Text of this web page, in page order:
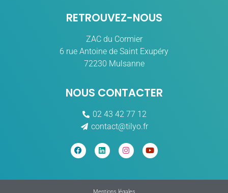
RETROUVEZ-NOUS
ZAC du Cormier
6 rue Antoine de Saint Exupéry
72230 Mulsanne
NOUS CONTACTER
02 43 42 77 12
contact@tilyo.fr
Mentions légales